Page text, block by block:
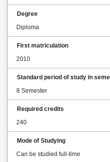
Degree
Diploma
First matriculation
2010
Standard period of study in
8 Semester
Required credits
240
Mode of Studying
Can be studied full-time